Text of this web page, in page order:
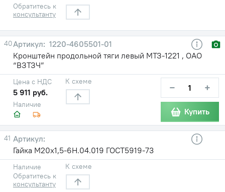
Обратитесь к
консультанту
40
1220-4605501-01
Кронштейн продольной тяги левый МТЗ-1221 , ОАО
“ВЗТЗЧ”
Наличие
Цена с НДС
5 911 руб.
К схеме − +
Купить
41
Гайка М20х1,5-6Н.04.019 ГОСТ5919-73
Наличие
Обратитесь к
консультанту
К схеме